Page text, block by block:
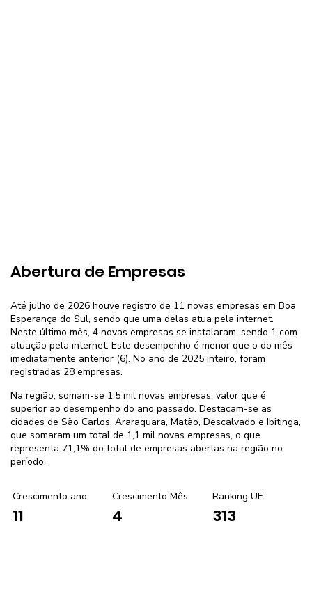
Abertura de Empresas
Até julho de 2026 houve registro de 11 novas empresas em Boa
Esperança do Sul, sendo que uma delas atua pela internet.
Neste último mês, 4 novas empresas se instalaram, sendo 1 com
atuação pela internet. Este desempenho é menor que o do mês
imediatamente anterior (6). No ano de 2025 inteiro, foram
registradas 28 empresas.
Na região, somam-se 1,5 mil novas empresas, valor que é
superior ao desempenho do ano passado. Destacam-se as
cidades de São Carlos, Araraquara, Matão, Descalvado e Ibitinga,
que somaram um total de 1,1 mil novas empresas, o que
representa 71,1% do total de empresas abertas na região no
período.
Crescimento ano
11
Crescimento Mês
4
Ranking UF
313